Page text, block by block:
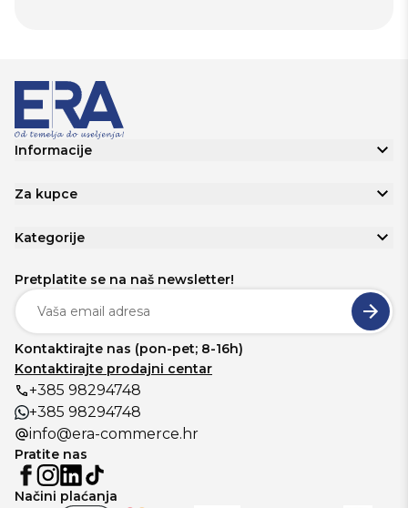
Informacije
Za kupce
Kategorije
Pretplatite se na naš newsletter!
Kontaktirajte nas (pon-pet; 8-16h)
Kontaktirajte prodajni centar
+385 98294748
+385 98294748
info@era-commerce.hr
Pratite nas
Načini plaćanja